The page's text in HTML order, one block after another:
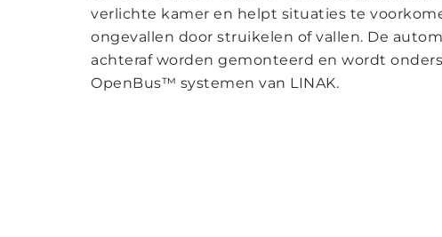
verlichte kamer en helpt situaties te
ongevallen door struikelen of vallen. De
achteraf worden gemonteerd en wordt
OpenBus™ systemen van LINAK.